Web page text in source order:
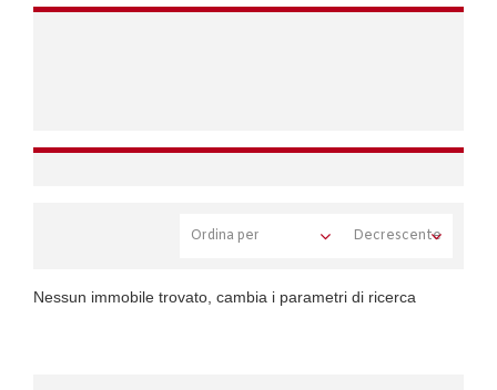
Nessun immobile trovato, cambia i parametri di ricerca